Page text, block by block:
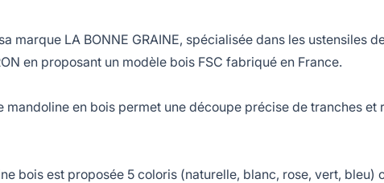
marque LA BONNE GRAINE, spécialisée dans les ustensiles
en proposant un modèle bois FSC fabriqué en France.
mandoline en bois permet une découpe précise de tranches
bois est proposée 5 coloris (naturelle, blanc, rose, vert,